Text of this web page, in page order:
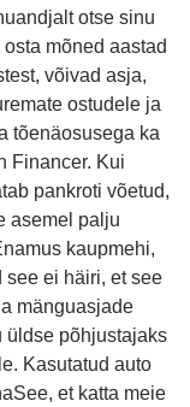
otse sinu
mõned aastad
võivad asja,
ostudele ja
tõenäosusega ka
Financer. Kui
pankroti võetud,
asemel palju
kaupmehi,
see ei häiri, et see
mänguasjade
üldse põhjustajaks
Kasutatud auto
et katta meie